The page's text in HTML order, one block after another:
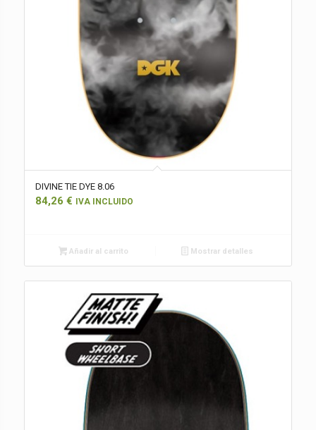
DIVINE TIE DYE 8.06
84,26 € IVA INCLUIDO
Añadir al carrito Mostrar detalles